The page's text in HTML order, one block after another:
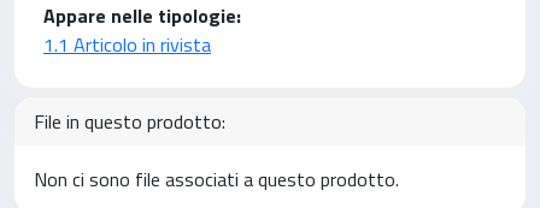
Appare nelle tipologie:
1.1 Articolo in rivista
File in questo prodotto:
Non ci sono file associati a questo prodotto.